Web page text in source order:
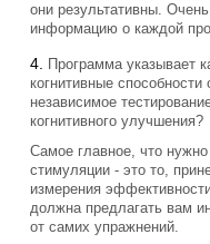
они результативны.
информацию о каждой
Программа указывает
когнитивные
независимое
когнитивного улучшения?
Самое главное, что нужно
стимуляции - это то,
измерения
должна предлагать вам
от самих упражнений.